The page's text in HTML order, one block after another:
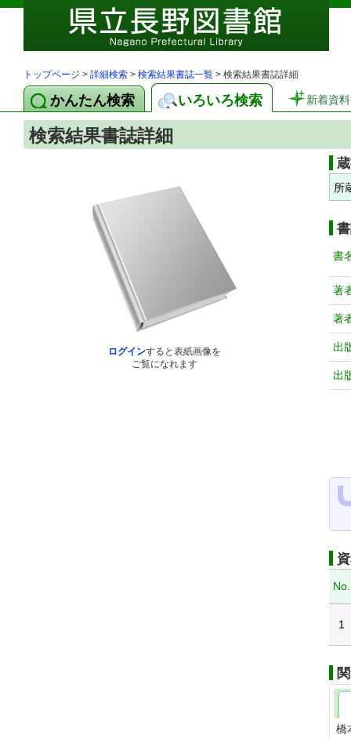
トップページ > 詳細検索 > 検索結果書誌一覧 > 検索結果書誌詳細
かんたん検索 いろいろ検索 新着資料
検索結果書誌詳細
ログインすると表紙画像を
ご覧になれます
所
書
著
著
出
出
No.
1
橋